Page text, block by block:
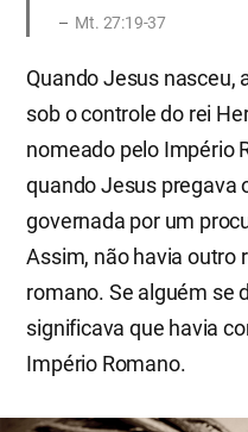
Mt. 27:19-37
Quando Jesus nasceu,
sob o controle do rei
nomeado pelo Império
quando Jesus pregava
governada por um
Assim, não havia outro
romano. Se alguém se
significava que havia
Império Romano.